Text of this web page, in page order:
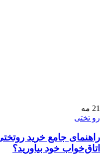
21 مه
رو تختی
راهنمای جامع خرید
اتاق‌خواب خود بیاورید؟